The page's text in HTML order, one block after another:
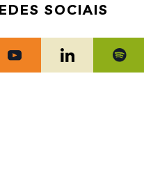
SOCIAIS